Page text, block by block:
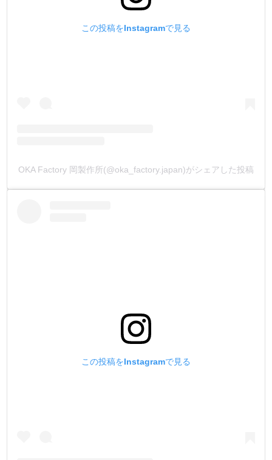
この投稿をInstagramで見る
OKA Factory 岡製作所(@oka_factory.japan)がシェアした投稿
この投稿をInstagramで見る